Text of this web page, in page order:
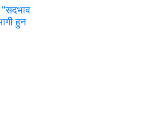
हुन